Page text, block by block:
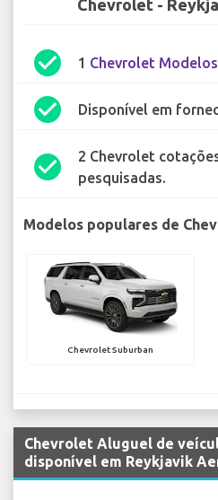
Chevrolet -
check_circle 1 Chevrolet Modelos
check_circle Disponível em
check_circle
2 Chevrolet
pesquisadas.
Modelos populares de
Chevrolet Suburban
Chevrolet Aluguel de
disponível em Reykjavik